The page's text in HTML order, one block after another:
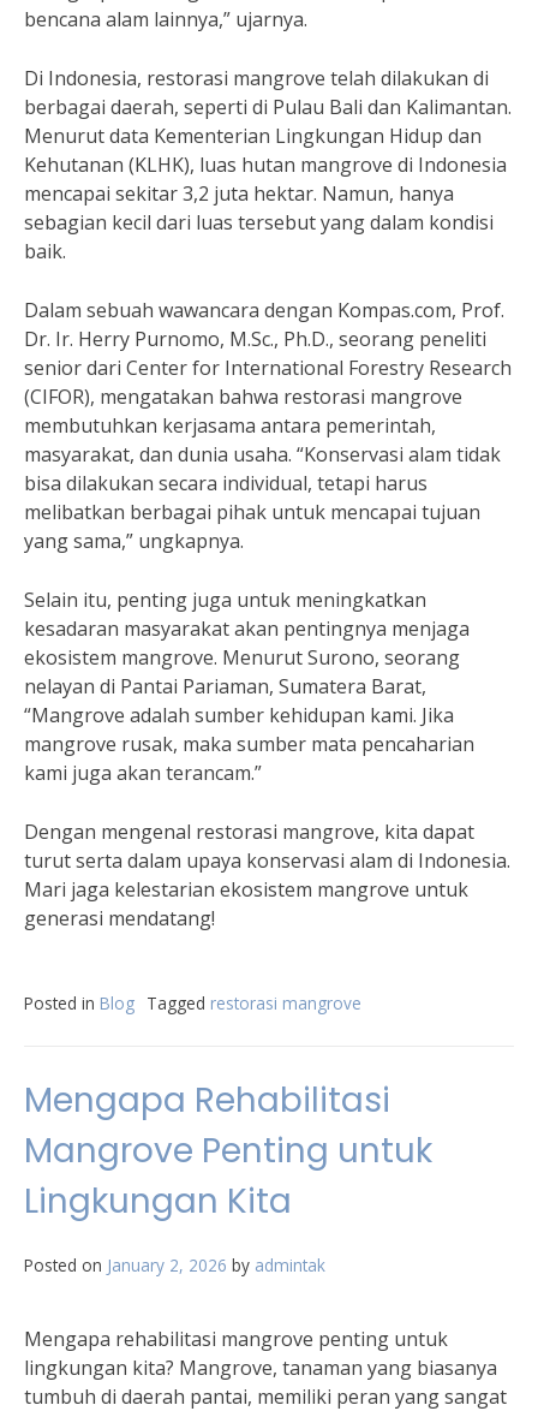
bencana alam lainnya,” ujarnya.
Di Indonesia, restorasi mangrove telah dilakukan di
berbagai daerah, seperti di Pulau Bali dan Kalimantan.
Menurut data Kementerian Lingkungan Hidup dan
Kehutanan (KLHK), luas hutan mangrove di Indonesia
mencapai sekitar 3,2 juta hektar. Namun, hanya
sebagian kecil dari luas tersebut yang dalam kondisi
baik.
Dalam sebuah wawancara dengan Kompas.com, Prof.
Dr. Ir. Herry Purnomo, M.Sc., Ph.D., seorang peneliti
senior dari Center for International Forestry Research
(CIFOR), mengatakan bahwa restorasi mangrove
membutuhkan kerjasama antara pemerintah,
masyarakat, dan dunia usaha. “Konservasi alam tidak
bisa dilakukan secara individual, tetapi harus
melibatkan berbagai pihak untuk mencapai tujuan
yang sama,” ungkapnya.
Selain itu, penting juga untuk meningkatkan
kesadaran masyarakat akan pentingnya menjaga
ekosistem mangrove. Menurut Surono, seorang
nelayan di Pantai Pariaman, Sumatera Barat,
“Mangrove adalah sumber kehidupan kami. Jika
mangrove rusak, maka sumber mata pencaharian
kami juga akan terancam.”
Dengan mengenal restorasi mangrove, kita dapat
turut serta dalam upaya konservasi alam di Indonesia.
Mari jaga kelestarian ekosistem mangrove untuk
generasi mendatang!
Posted in Blog Tagged restorasi mangrove
Mengapa Rehabilitasi
Mangrove Penting untuk
Lingkungan Kita
Posted on January 2, 2026 by admintak
Mengapa rehabilitasi mangrove penting untuk
lingkungan kita? Mangrove, tanaman yang biasanya
tumbuh di daerah pantai, memiliki peran yang sangat